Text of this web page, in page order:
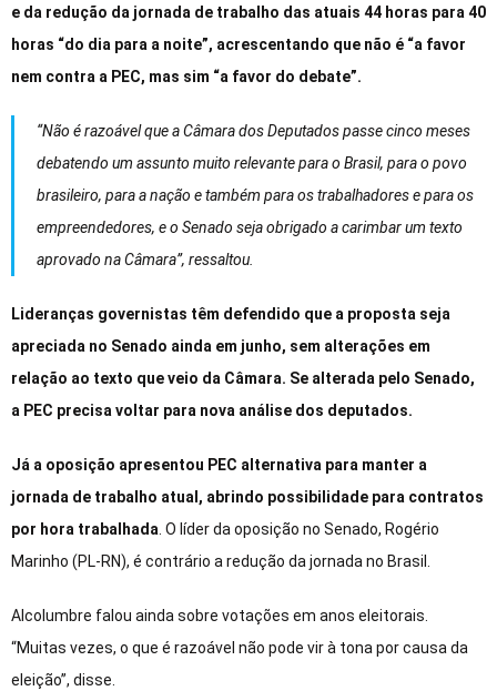
e da redução da jornada de trabalho das atuais 44 horas para 40
horas “do dia para a noite”, acrescentando que não é “a favor
nem contra a PEC, mas sim “a favor do debate”.
“Não é razoável que a Câmara dos Deputados passe cinco meses
debatendo um assunto muito relevante para o Brasil, para o povo
brasileiro, para a nação e também para os trabalhadores e para os
empreendedores, e o Senado seja obrigado a carimbar um texto
aprovado na Câmara”, ressaltou.
Lideranças governistas têm defendido que a proposta seja
apreciada no Senado ainda em junho, sem alterações em
relação ao texto que veio da Câmara. Se alterada pelo Senado,
a PEC precisa voltar para nova análise dos deputados.
Já a oposição apresentou PEC alternativa para manter a
jornada de trabalho atual, abrindo possibilidade para contratos
por hora trabalhada. O líder da oposição no Senado, Rogério
Marinho (PL-RN), é contrário a redução da jornada no Brasil.
Alcolumbre falou ainda sobre votações em anos eleitorais.
“Muitas vezes, o que é razoável não pode vir à tona por causa da
eleição”, disse.